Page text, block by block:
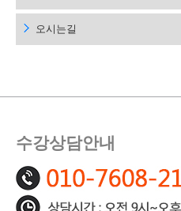
오시는길
수강상담안내